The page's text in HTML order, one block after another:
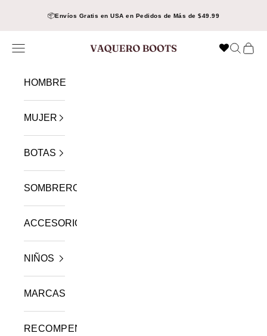
📦Envíos Gratis en USA en Pedidos de Más de $49.99
VAQUERO BOOTS
Menú Buscar
HOMBRE
MUJER
BOTAS
SOMBREROS
ACCESORIOS
NIÑOS
MARCAS
RECOMPENSAS